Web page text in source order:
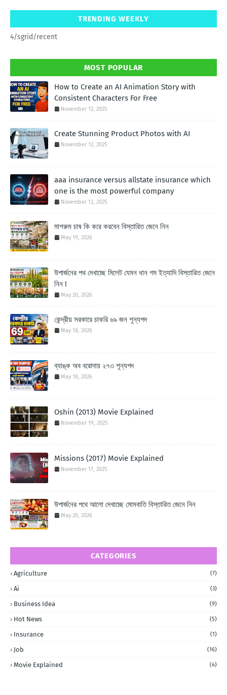
TRENDING WEEKLY
4/sgrid/recent
MOST POPULAR
How to Create an AI Animation Story with
Consistent Characters For Free
November 12, 2025
Create Stunning Product Photos with AI
November 12, 2025
aaa insurance versus allstate insurance which
one is the most powerful company
November 12, 2025
মাশরুম চাষ কি করে করবেন বিস্তারিত জেনে নিন
May 19, 2026
উপার্জনের পথ দেখাচ্ছে মিলেট যেমন ধান গম ইত্যাদি বিস্তারিত জেনে
নিন !
May 20, 2026
কেন্দ্রীয় সরকারে চাকরি ৬৯ জন শূন্যপদ
May 18, 2026
ব্যাঙ্ক অব বরোদায় ২৭৩ শূন্যপদ
May 18, 2026
Oshin (2013) Movie Explained
November 19, 2025
Missions (2017) Movie Explained
November 17, 2025
উপার্জনের পথে আলো দেখাচ্ছে মোমবাতি বিস্তারিত জেনে নিন
May 20, 2026
CATEGORIES
Agriculture (7)
Ai (3)
Business Idea (9)
Hot News (5)
Insurance (1)
Job (16)
Movie Explained (4)